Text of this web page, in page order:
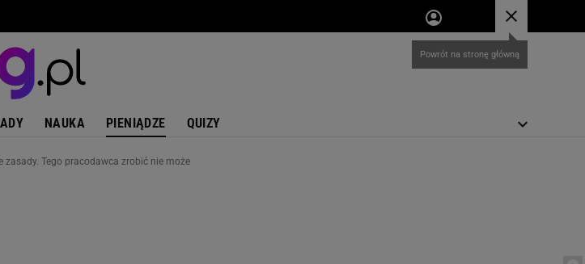
NAUKA PIENIĄDZE QUIZY
Tego pracodawca zrobić nie może